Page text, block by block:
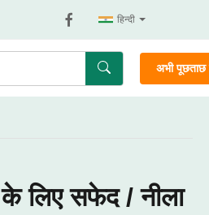
हिन्दी
अभी
के लिए सफेद / नीला